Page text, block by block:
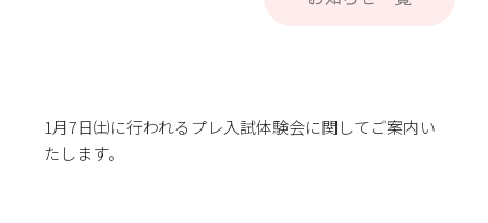
1月7日㈯に行われるプレ入試体験会に関してご案内い
たします。